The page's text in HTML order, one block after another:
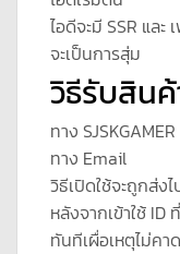
ไอดีจะมี SSR แล
จะเป็นการสุ่ม
วิธีรับสิน
ทาง
ทาง Email
วิธีเปิดใช้จะถูกส่ง
หลังจากเข้าใช้ ID
ทันทีเผื่อเหตุไม่คา